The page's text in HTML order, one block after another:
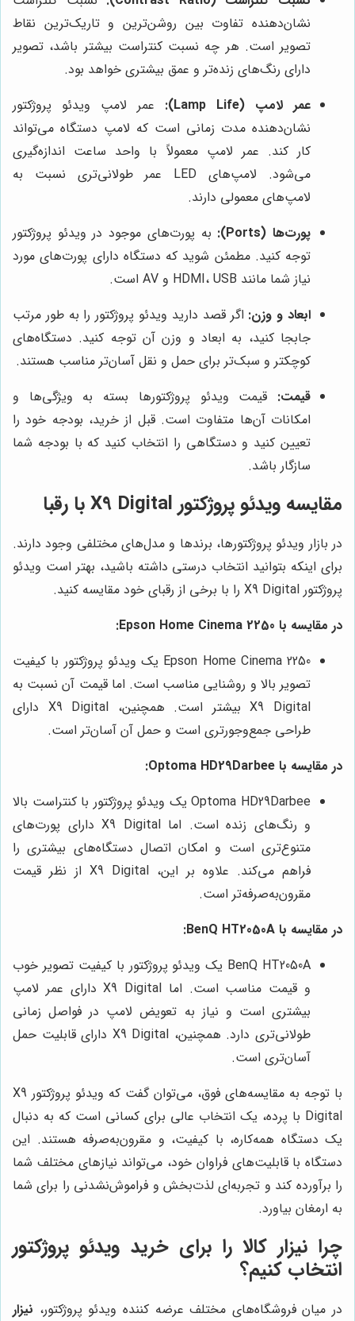
نشان‌دهنده تفاوت بین روشن‌ترین و تاریک‌ترین نقاط
تصویر است. هر چه نسبت کنتراست بیشتر باشد، تصویر
دارای رنگ‌های زنده‌تر و عمق بیشتری خواهد بود.
عمر لامپ (Lamp Life):
عمر لامپ ویدئو پروژکتور
نشان‌دهنده مدت زمانی است که لامپ دستگاه می‌تواند
کار کند. عمر لامپ معمولاً با واحد ساعت اندازه‌گیری
می‌شود. لامپ‌های LED عمر طولانی‌تری نسبت به
لامپ‌های معمولی دارند.
پورت‌ها (Ports):
به پورت‌های موجود در ویدئو پروژکتور
توجه کنید. مطمئن شوید که دستگاه دارای پورت‌های مورد
نیاز شما مانند HDMI، USB و AV است.
ابعاد و وزن: اگر قصد دارید ویدئو پروژکتور را به طور مرتب
جابجا کنید، به ابعاد و وزن آن توجه کنید. دستگاه‌های
کوچکتر و سبک‌تر برای حمل و نقل آسان‌تر مناسب هستند.
قیمت: قیمت ویدئو پروژکتورها بسته به ویژگی‌ها و
امکانات آن‌ها متفاوت است. قبل از خرید، بودجه خود را
تعیین کنید و دستگاهی را انتخاب کنید که با بودجه شما
سازگار باشد.
مقایسه ویدئو پروژکتور X9 Digital با رقبا
در بازار ویدئو پروژکتورها، برندها و مدل‌های مختلفی وجود دارند.
برای اینکه بتوانید انتخاب درستی داشته باشید، بهتر است ویدئو
پروژکتور X9 Digital را با برخی از رقبای خود مقایسه کنید.
در مقایسه با Epson Home Cinema 2250:
Epson Home Cinema 2250 یک ویدئو پروژکتور با کیفیت
تصویر بالا و روشنایی مناسب است. اما قیمت آن نسبت به
X9 Digital بیشتر است. همچنین، X9 Digital دارای
طراحی جمع‌وجورتری است و حمل آن آسان‌تر است.
در مقایسه با Optoma HD29Darbee:
Optoma HD29Darbee یک ویدئو پروژکتور با کنتراست بالا
و رنگ‌های زنده است. اما X9 Digital دارای پورت‌های
متنوع‌تری است و امکان اتصال دستگاه‌های بیشتری را
فراهم می‌کند. علاوه بر این، X9 Digital از نظر قیمت
مقرون‌به‌صرفه‌تر است.
در مقایسه با BenQ HT2050A:
BenQ HT2050A یک ویدئو پروژکتور با کیفیت تصویر خوب
و قیمت مناسب است. اما X9 Digital دارای عمر لامپ
بیشتری است و نیاز به تعویض لامپ در فواصل زمانی
طولانی‌تری دارد. همچنین، X9 Digital دارای قابلیت حمل
آسان‌تری است.
با توجه به مقایسه‌های فوق، می‌توان گفت که ویدئو پروژکتور X9
Digital با پرده، یک انتخاب عالی برای کسانی است که به دنبال
یک دستگاه همه‌کاره، با کیفیت، و مقرون‌به‌صرفه هستند. این
دستگاه با قابلیت‌های فراوان خود، می‌تواند نیازهای مختلف شما
را برآورده کند و تجربه‌ای لذت‌بخش و فراموش‌نشدنی را برای شما
به ارمغان بیاورد.
چرانیزار کالارا برای خرید ویدئو پروژکتور
انتخاب کنیم؟
در میان فروشگاه‌های مختلف عرضه کننده ویدئو پروژکتور، نیزار